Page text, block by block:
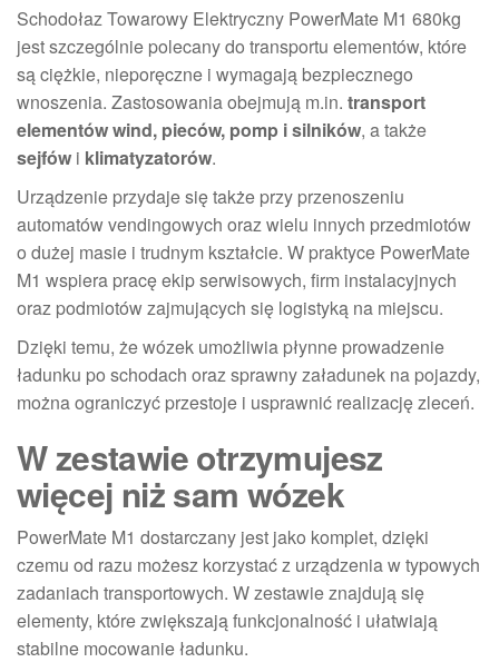
Schodołaz Towarowy Elektryczny PowerMate M1 680kg
jest szczególnie polecany do transportu elementów, które
są ciężkie, nieporęczne i wymagają bezpiecznego
wnoszenia. Zastosowania obejmują m.in. transport
elementów wind, pieców, pomp i silników, a także
sejfów i klimatyzatorów.
Urządzenie przydaje się także przy przenoszeniu
automatów vendingowych oraz wielu innych przedmiotów
o dużej masie i trudnym kształcie. W praktyce PowerMate
M1 wspiera pracę ekip serwisowych, firm instalacyjnych
oraz podmiotów zajmujących się logistyką na miejscu.
Dzięki temu, że wózek umożliwia płynne prowadzenie
ładunku po schodach oraz sprawny załadunek na pojazdy,
można ograniczyć przestoje i usprawnić realizację zleceń.
W zestawie otrzymujesz
więcej niż sam wózek
PowerMate M1 dostarczany jest jako komplet, dzięki
czemu od razu możesz korzystać z urządzenia w typowych
zadaniach transportowych. W zestawie znajdują się
elementy, które zwiększają funkcjonalność i ułatwiają
stabilne mocowanie ładunku.